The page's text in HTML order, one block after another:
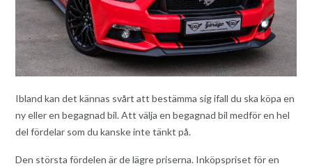
Ibland kan det kännas svårt att bestämma sig ifall du ska köpa en
ny eller en begagnad bil. Att välja en begagnad bil medför en hel
del fördelar som du kanske inte tänkt på.
Den största fördelen är de lägre priserna. Inköpspriset för en